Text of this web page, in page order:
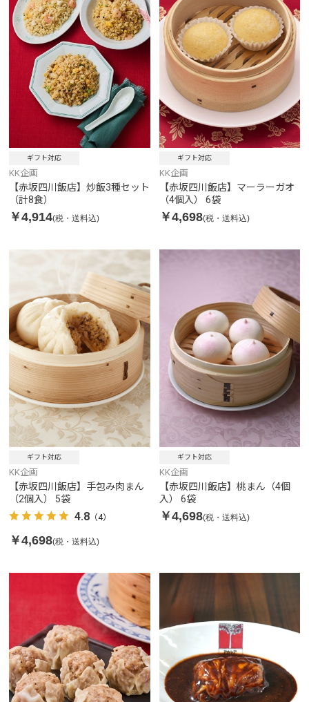
ギフト対応
KK企画
【赤坂四川飯店】炒飯3種セット
（計8食）
￥4,914(税・送料込)
ギフト対応
KK企画
【赤坂四川飯店】マーラーガオ
（4個入） 6袋
￥4,698(税・送料込)
ギフト対応
KK企画
【赤坂四川飯店】手包み肉まん
（2個入） 5袋
4.8 （4）
￥4,698(税・送料込)
ギフト対応
KK企画
【赤坂四川飯店】桃まん（4個
入） 6袋
￥4,698(税・送料込)